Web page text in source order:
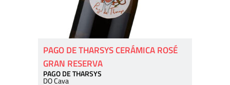
PAGO DE THARSYS CERÁMICA ROSÉ
GRAN RESERVA
PAGO DE THARSYS
DO Cava